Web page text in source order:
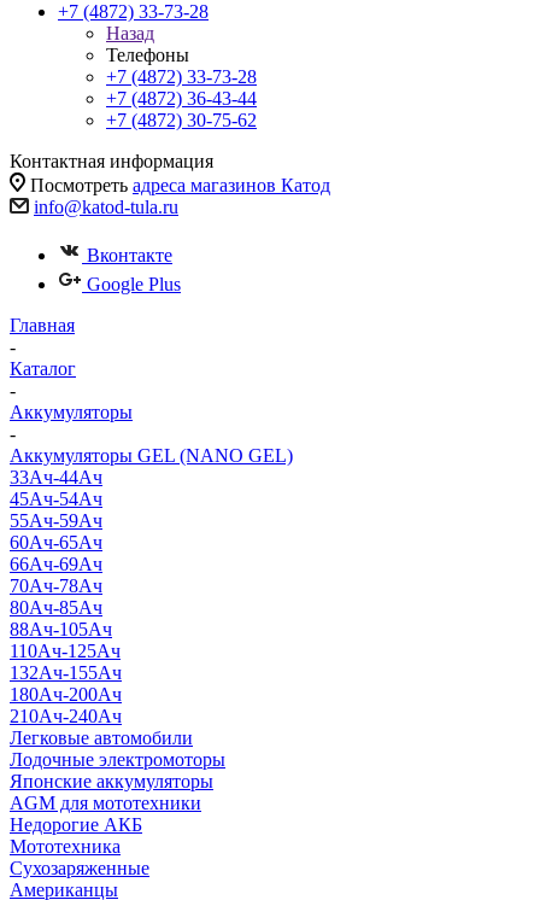
+7 (4872) 33-73-28
Назад
Телефоны
+7 (4872) 33-73-28
+7 (4872) 36-43-44
+7 (4872) 30-75-62
Контактная информация
Посмотреть адреса магазинов Катод
info@katod-tula.ru
Вконтакте
Google Plus
Главная
-
Каталог
-
Аккумуляторы
-
Аккумуляторы GEL (NANO GEL)
33Ач-44Ач
45Ач-54Ач
55Ач-59Ач
60Ач-65Ач
66Ач-69Ач
70Ач-78Ач
80Ач-85Ач
88Ач-105Ач
110Ач-125Ач
132Ач-155Ач
180Ач-200Ач
210Ач-240Ач
Легковые автомобили
Лодочные электромоторы
Японские аккумуляторы
AGM для мототехники
Недорогие АКБ
Мототехника
Сухозаряженные
Американцы